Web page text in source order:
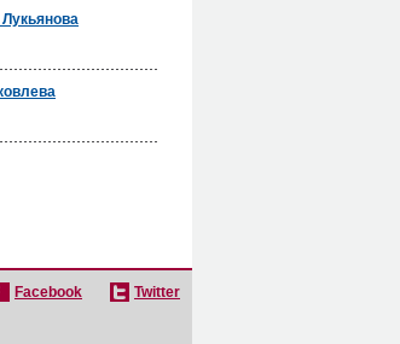
Facebook
Twitter